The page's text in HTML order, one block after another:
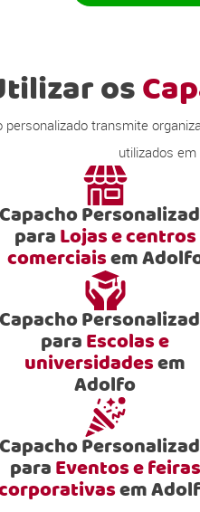
os
transmite
utilizados
Capacho
paraLojas e centros
comerciaisem
Capacho
paraEscolas e
universidadesem
Adolfo
Capacho
paraEventos e feiras
em